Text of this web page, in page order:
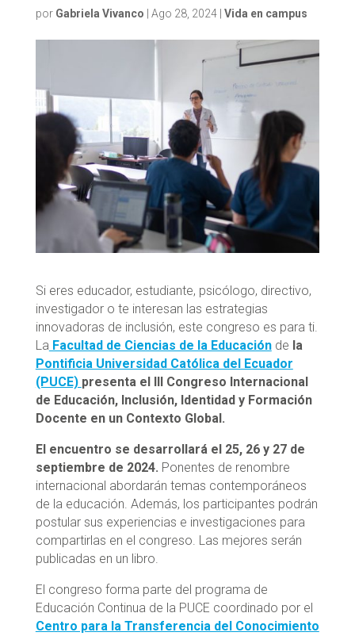
por Gabriela Vivanco Ago 28, 2024| Vida en campus
Si eres educador, estudiante, psicólogo, directivo,
investigador o te interesan las estrategias
innovadoras de inclusión, este congreso es para ti.
La Facultad de Ciencias de la Educaciónde la
Pontificia Universidad Católica del Ecuador
(PUCE) presenta el III Congreso Internacional
de Educación, Inclusión, Identidad y Formación
Docente en un Contexto Global.
El encuentro se desarrollará el 25, 26 y 27 de
septiembre de 2024. Ponentes de renombre
internacional abordarán temas contemporáneos
de la educación. Además, los participantes podrán
postular sus experiencias e investigaciones para
compartirlas en el congreso. Las mejores serán
publicadas en un libro.
El congreso forma parte del programa de
Educación Continua de la PUCE coordinado por el
Centro para la Transferencia del Conocimiento